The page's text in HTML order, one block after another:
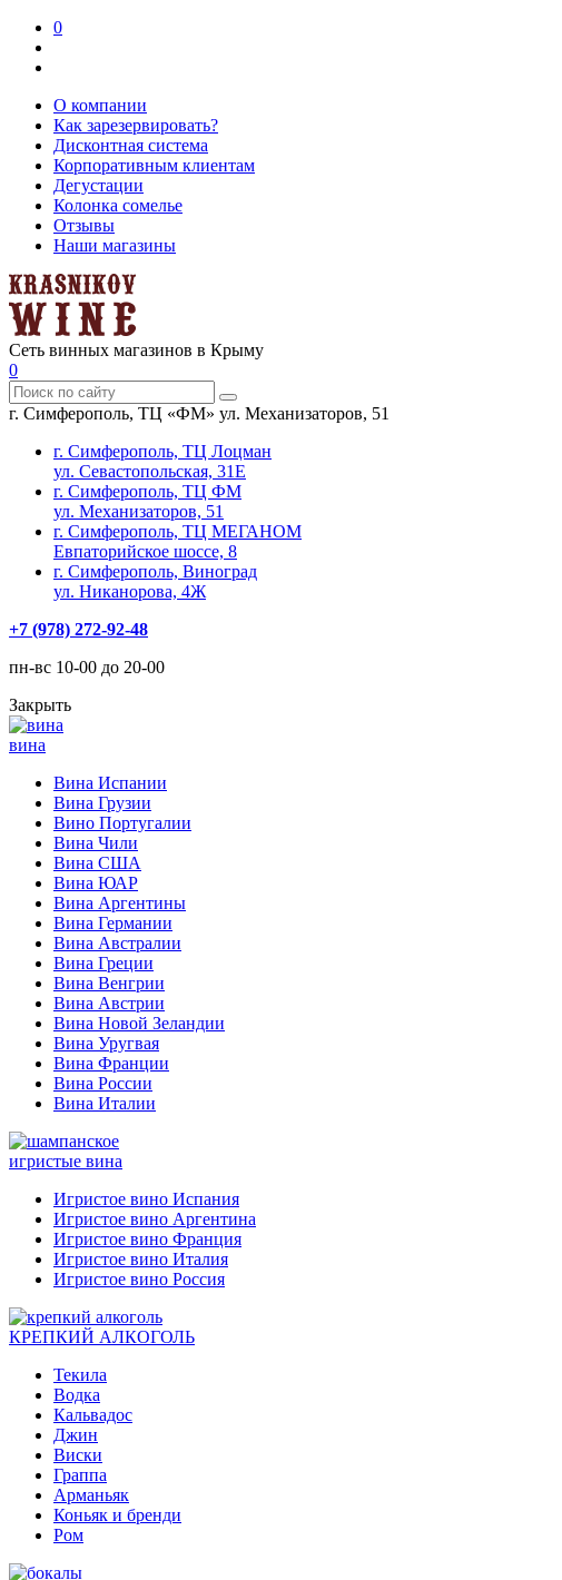
0
О компании
Как зарезервировать?
Дисконтная система
Корпоративным клиентам
Дегустации
Колонка сомелье
Отзывы
Наши магазины
Сеть винных магазинов в Крыму
0
г. Симферополь, ТЦ «ФМ» ул. Механизаторов, 51
г. Симферополь, ТЦ Лоцман
ул. Севастопольская, 31Е
г. Симферополь, ТЦ ФМ
ул. Механизаторов, 51
г. Симферополь, ТЦ МЕГАНОМ
Евпаторийское шоссе, 8
г. Симферополь, Виноград
ул. Никанорова, 4Ж
+7 (978) 272-92-48
пн-вс 10-00 до 20-00
Закрыть
вина
Вина Испании
Вина Грузии
Вино Португалии
Вина Чили
Вина США
Вина ЮАР
Вина Аргентины
Вина Германии
Вина Австралии
Вина Греции
Вина Венгрии
Вина Австрии
Вина Новой Зеландии
Вина Уругвая
Вина Франции
Вина России
Вина Италии
игристые вина
Игристое вино Испания
Игристое вино Аргентина
Игристое вино Франция
Игристое вино Италия
Игристое вино Россия
КРЕПКИЙ АЛКОГОЛЬ
Текила
Водка
Кальвадос
Джин
Виски
Граппа
Арманьяк
Коньяк и бренди
Ром